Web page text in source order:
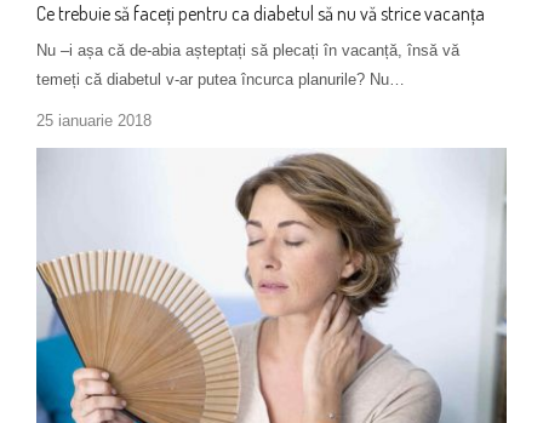
Ce trebuie să faceți pentru ca diabetul să nu vă strice vacanța
Nu –i așa că de-abia așteptați să plecați în vacanță, însă vă
temeți că diabetul v-ar putea încurca planurile? Nu…
25 ianuarie 2018